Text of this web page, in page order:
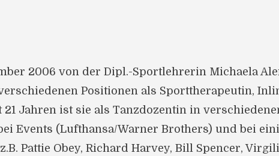
2006 von der Dipl.-Sportlehrerin Michaela
Positionen als Sporttherapeutin,
Jahren ist sie als Tanzdozentin in
Events (Lufthansa/Warner Brothers) und bei
Pattie Obey, Richard Harvey, Bill Spencer,